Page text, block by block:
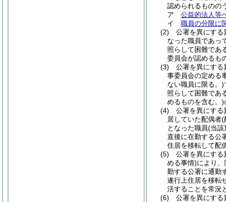
認められるものの
ア
公益的法人等
イ
職員の分限に
(2)
公署を異にする
なった職員であっ
照らして困難であ
委員会が認めるも
(3)
公署を異にする
事委員会の定める
ない職員に限る。)
照らして困難であ
めるものを含む。)
(4)
公署を異にする
居していた配偶者(
となった職員(当該
直後に在勤する公
住居を移転して配
(5)
公署を異にする
める事情)により
勤する公署に通勤
遂行上住居を移転
活することを常況
(6)
公署を異にする